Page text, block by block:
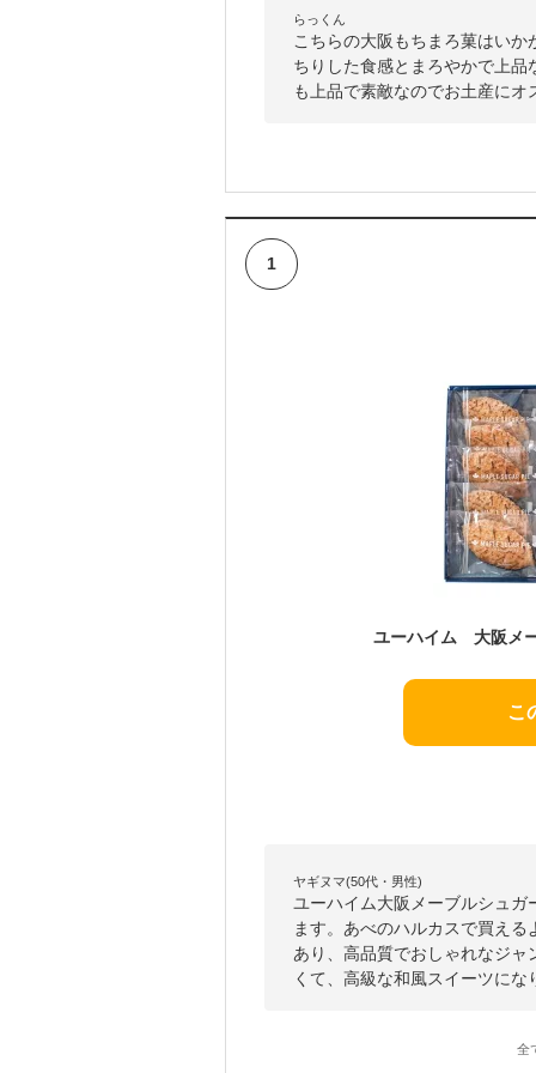
らっくん
こちらの大阪もちまろ菓はい
ちりした食感とまろやかで上
も上品で素敵なのでお土産にオ
1
こ
ヤギヌマ(50代・男性)
ユーハイム大阪メーブルシュ
ます。あべのハルカスで買え
あり、高品質でおしゃれなジ
くて、高級な和風スイーツにな
全